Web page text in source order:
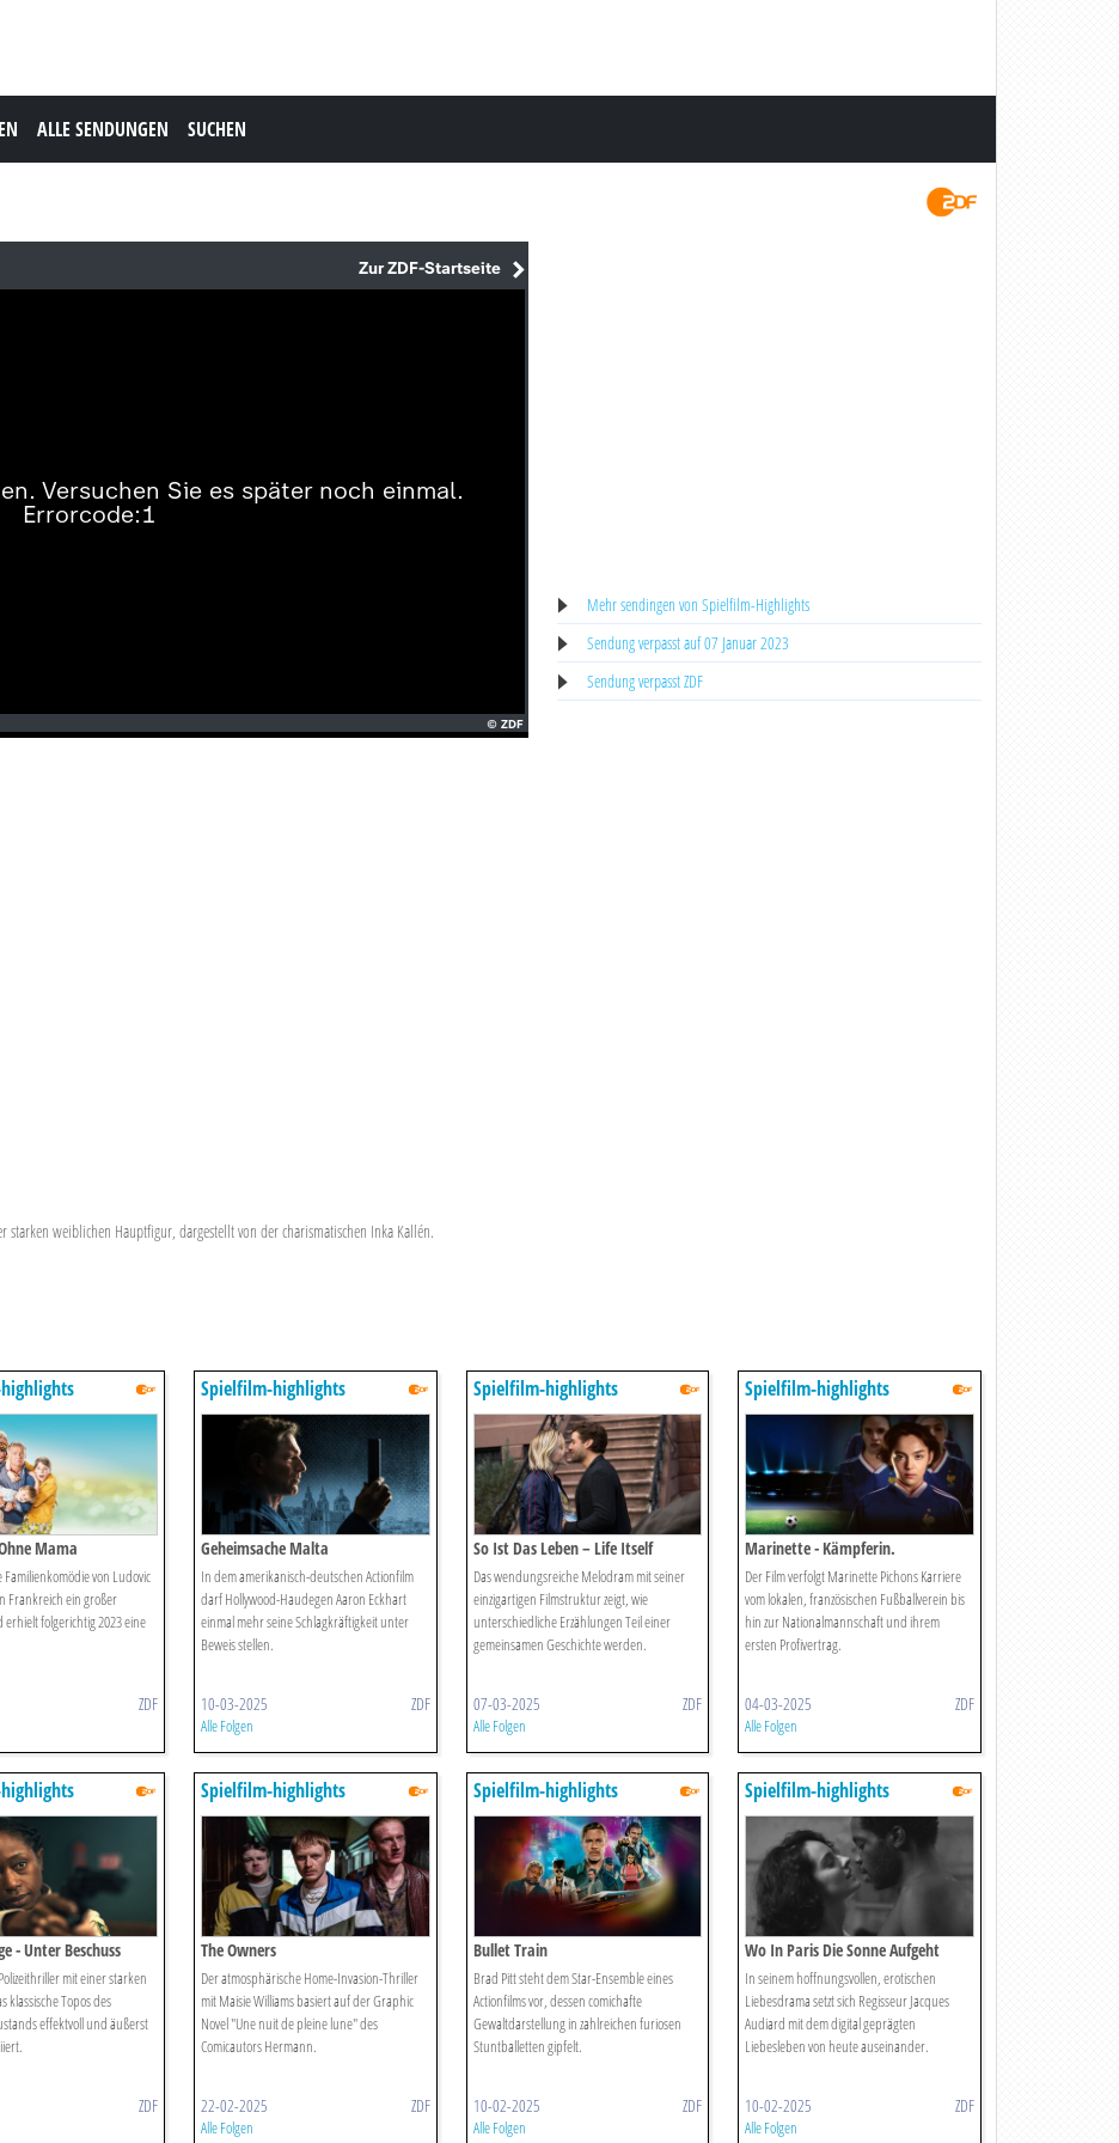
ALLE SENDUNGEN SUCHEN
weiblichen Hauptfigur, dargestellt von der charismatischen Inka Kallén.
Mehr sendingen von Spielfilm-Highlights
Sendung verpasst auf 07 Januar 2023
Sendung verpasst ZDF
Mama
von Ludovic
Frankreich ein großer
erhielt folgerichtig 2023 eine
ZDF
Spielfilm-highlights
Geheimsache Malta
In dem amerikanisch-deutschen Actionfilm
darf Hollywood-Haudegen Aaron Eckhart
einmal mehr seine Schlagkräftigkeit unter
Beweis stellen.
10-03-2025 ZDF
Alle Folgen
Spielfilm-highlights
So Ist Das Leben – Life Itself
Das wendungsreiche Melodram mit seiner
einzigartigen Filmstruktur zeigt, wie
unterschiedliche Erzählungen Teil einer
gemeinsamen Geschichte werden.
07-03-2025 ZDF
Alle Folgen
Spielfilm-highlights
Marinette - Kämpferin.
Fußballerin. Legende.
Der Film verfolgt Marinette Pichons Karriere
vom lokalen, französischen Fußballverein bis
hin zur Nationalmannschaft und ihrem
ersten Profivertrag.
04-03-2025 ZDF
Alle Folgen
- Unter Beschuss
mit einer starken
klassische Topos des
effektvoll und äußerst
ZDF
Spielfilm-highlights
The Owners
Der atmosphärische Home-Invasion-Thriller
mit Maisie Williams basiert auf der Graphic
Novel "Une nuit de pleine lune" des
Comicautors Hermann.
22-02-2025 ZDF
Alle Folgen
Spielfilm-highlights
Bullet Train
Brad Pitt steht dem Star-Ensemble eines
Actionfilms vor, dessen comichafte
Gewaltdarstellung in zahlreichen furiosen
Stuntballetten gipfelt.
10-02-2025 ZDF
Alle Folgen
Spielfilm-highlights
Wo In Paris Die Sonne Aufgeht
In seinem hoffnungsvollen, erotischen
Liebesdrama setzt sich Regisseur Jacques
Audiard mit dem digital geprägten
Liebesleben von heute auseinander.
10-02-2025 ZDF
Alle Folgen